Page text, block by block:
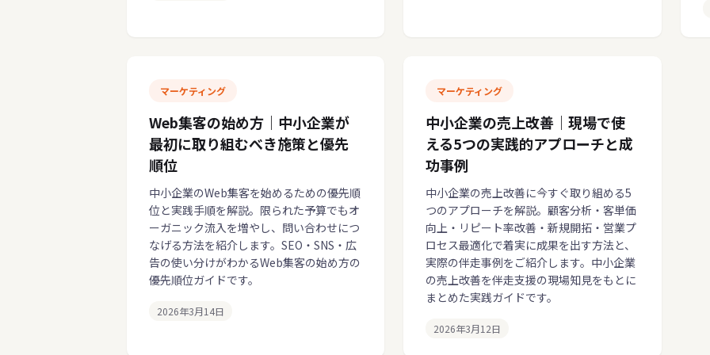
マーケティング
Web集客の始め方｜中小企業が
最初に取り組むべき施策と優先
順位
中小企業のWeb集客を始めるための優先順
位と実践手順を解説。限られた予算でもオ
ーガニック流入を増やし、問い合わせにつ
なげる方法を紹介します。SEO・SNS・広
告の使い分けがわかるWeb集客の始め方の
優先順位ガイドです。
2026年3月14日
マーケティング
中小企業の売上改善｜現場で使
える5つの実践的アプローチと成
功事例
中小企業の売上改善に今すぐ取り組める5
つのアプローチを解説。顧客分析・客単価
向上・リピート率改善・新規開拓・営業プ
ロセス最適化で着実に成果を出す方法と、
実際の伴走事例をご紹介します。中小企業
の売上改善を伴走支援の現場知見をもとに
まとめた実践ガイドです。
2026年3月12日